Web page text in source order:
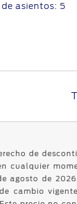
asientos: 5
de
cualquier
agosto de
cambio